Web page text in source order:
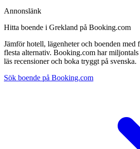
Annonslänk
Hitta boende i Grekland på Booking.com
Jämför hotell, lägenheter och boenden med
flesta alternativ. Booking.com har
läs recensioner och boka tryggt på svenska.
Sök boende på Booking.com